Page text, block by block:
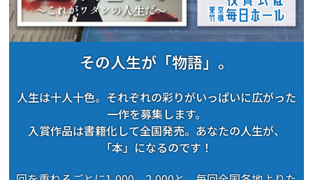
その人生が「物語」。
人生は十人十色。それぞれの彩りがいっぱいに広がった
一作を募集します。
入賞作品は書籍化して全国発売。あなたの人生が、
「本」になるのです！